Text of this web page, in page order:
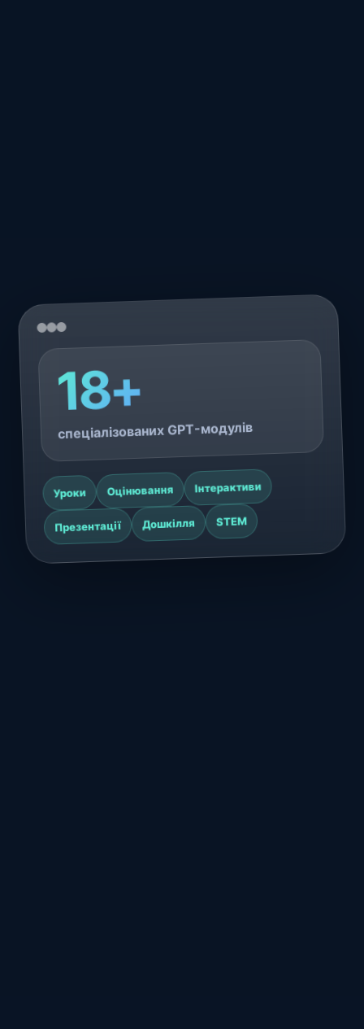
18+
спеціалізованих GPT-модулів
Уроки Оцінювання Інтерактиви
Презентації Дошкілля STEM